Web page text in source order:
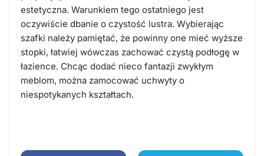
estetyczna. Warunkiem tego ostatniego jest
oczywiście dbanie o czystość lustra. Wybierając
szafki należy pamiętać, że powinny one mieć wyższe
stopki, łatwiej wówczas zachować czystą podłogę w
łazience. Chcąc dodać nieco fantazji zwykłym
meblom, można zamocować uchwyty o
niespotykanych kształtach.